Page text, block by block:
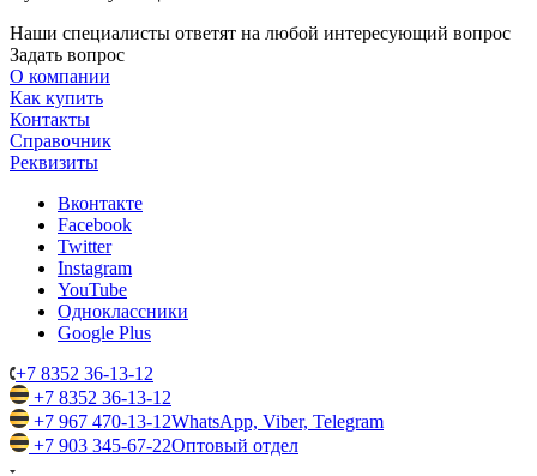
Наши специалисты ответят на любой интересующий вопрос
Задать вопрос
О компании
Как купить
Контакты
Справочник
Реквизиты
Вконтакте
Facebook
Twitter
Instagram
YouTube
Одноклассники
Google Plus
+7 8352 36-13-12
+7 8352 36-13-12
+7 967 470-13-12WhatsApp, Viber, Telegram
+7 903 345-67-22Оптовый отдел